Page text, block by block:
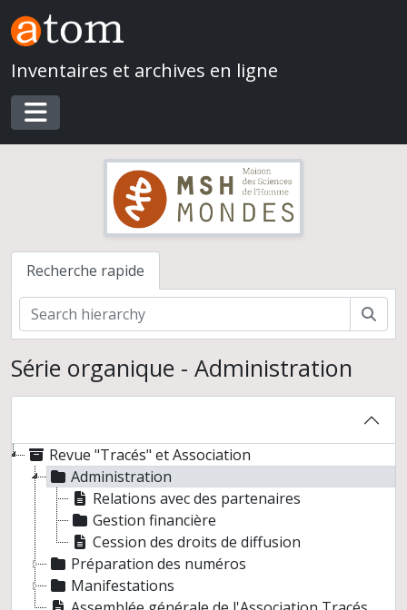
Skip to main content
Inventaires et archives en ligne
Toggle navigation
Recherche rapide
Série organique - Administration
Revue "Tracés" et Association
Administration
Relations avec des partenaires
Gestion financière
Cession des droits de diffusion
Préparation des numéros
Manifestations